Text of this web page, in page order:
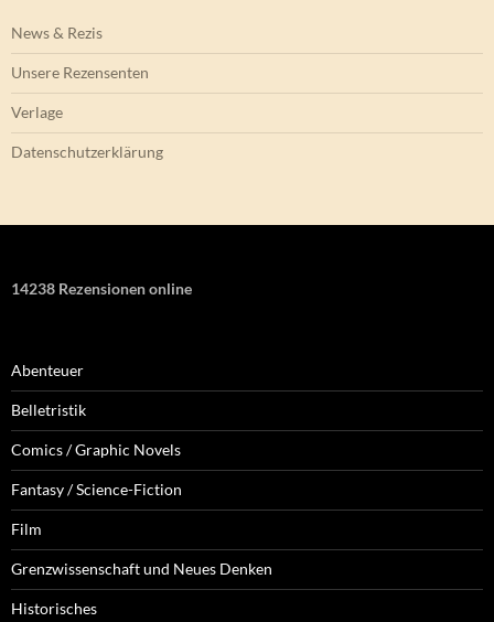
News & Rezis
Unsere Rezensenten
Verlage
Datenschutzerklärung
14238 Rezensionen online
Abenteuer
Belletristik
Comics / Graphic Novels
Fantasy / Science-Fiction
Film
Grenzwissenschaft und Neues Denken
Historisches